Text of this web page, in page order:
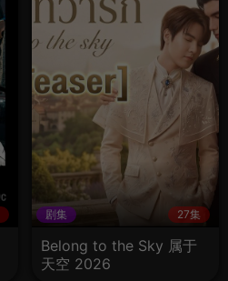
剧集 27集
Belong to the Sky 属于
天空 2026